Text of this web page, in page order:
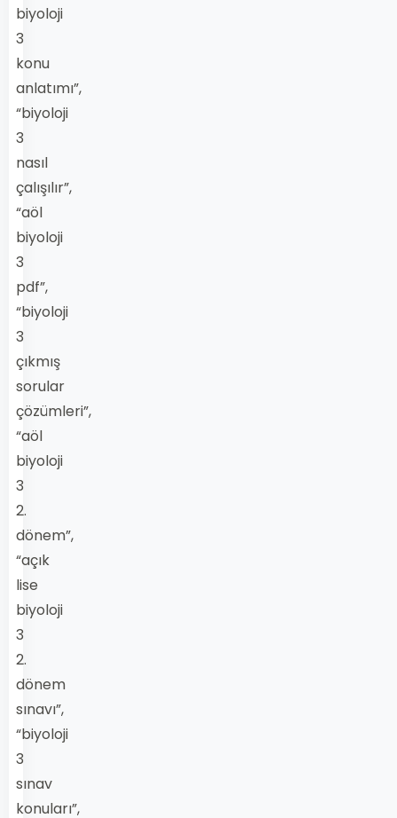
biyoloji
3
konu
anlatımı”,
“biyoloji
3
nasıl
çalışılır”,
“aöl
biyoloji
3
pdf”,
“biyoloji
3
çıkmış
sorular
çözümleri”,
“aöl
biyoloji
3
2.
dönem”,
“açık
lise
biyoloji
3
2.
dönem
sınavı”,
“biyoloji
3
sınav
konuları”,